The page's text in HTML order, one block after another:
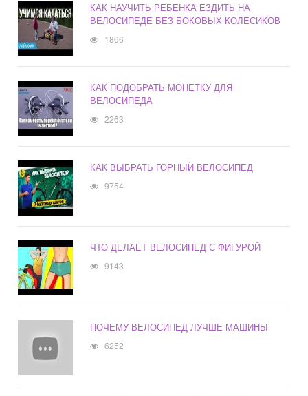
КАК НАУЧИТЬ РЕБЕНКА ЕЗДИТЬ НА
ВЕЛОСИПЕДЕ БЕЗ БОКОВЫХ КОЛЕСИКОВ
1866
КАК ПОДОБРАТЬ МОНЕТКУ ДЛЯ
ВЕЛОСИПЕДА
2263
КАК ВЫБРАТЬ ГОРНЫЙ ВЕЛОСИПЕД
9754
ЧТО ДЕЛАЕТ ВЕЛОСИПЕД С ФИГУРОЙ
9143
ПОЧЕМУ ВЕЛОСИПЕД ЛУЧШЕ МАШИНЫ
6252